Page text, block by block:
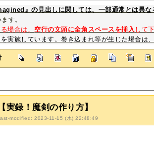
』の見出しに関しては、一部通常とは異
す。
場合は、 空行の文頭に全角スペースを挿入 して
実施しています。巻き込まれ等が生じた場合は、
【実録！魔剣の作り方】
modified: 2023-11-15 (水) 22:48:49